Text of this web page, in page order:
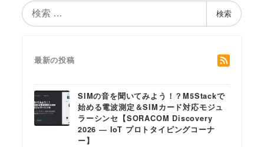
検
索
検索
最新の投稿
SIMの音を聞いてみよう！？M5Stackで
始める電波測定＆SIMカード対応モジュ
ラーシンセ【SORACOM Discovery
2026 ― IoT プロトタイピングコーナ
ー】